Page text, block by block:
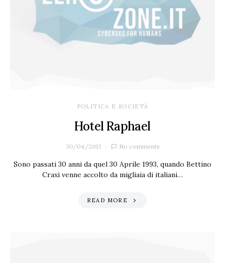
POLITICA E SOCIETÀ
Hotel Raphael
30/04/2013 No comments
Sono passati 30 anni da quel 30 Aprile 1993, quando Bettino
Craxi venne accolto da migliaia di italiani…
READ MORE